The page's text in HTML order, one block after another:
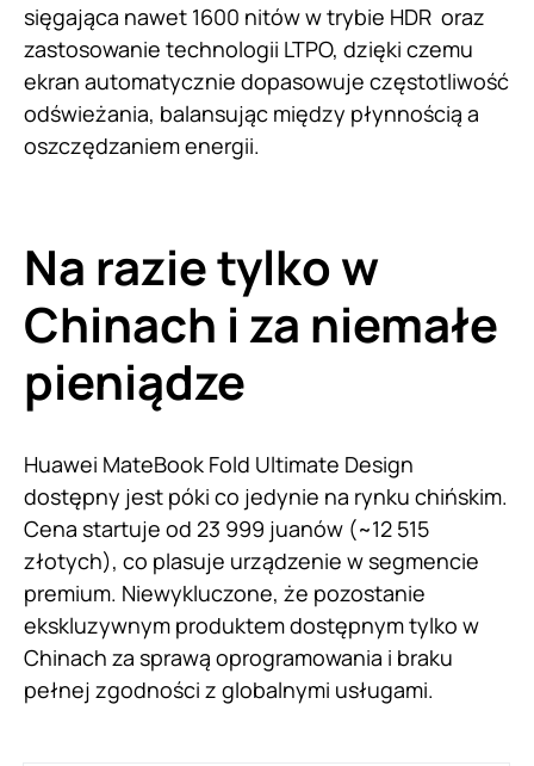
sięgająca nawet 1600 nitów w trybie HDR oraz
zastosowanie technologii LTPO, dzięki czemu
ekran automatycznie dopasowuje częstotliwość
odświeżania, balansując między płynnością a
oszczędzaniem energii.
Na razie tylko w
Chinach i za niemałe
pieniądze
Huawei MateBook Fold Ultimate Design
dostępny jest póki co jedynie na rynku chińskim.
Cena startuje od 23 999 juanów (~12 515
złotych), co plasuje urządzenie w segmencie
premium. Niewykluczone, że pozostanie
ekskluzywnym produktem dostępnym tylko w
Chinach za sprawą oprogramowania i braku
pełnej zgodności z globalnymi usługami.